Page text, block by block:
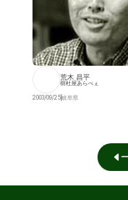
荒木 昌平
樹杜屋あらべぇ
2003/09/25岐阜県